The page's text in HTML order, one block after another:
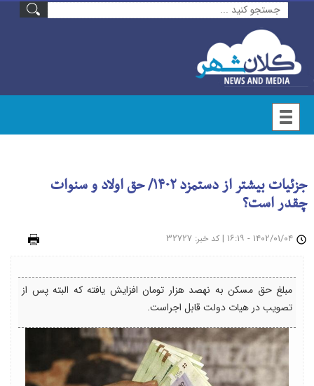
جزئیات بیشتر از دستمزد ۱۴۰۲/ حق اولاد و سنوات
چقدر است؟
| کد خبر: ۳۲۷۲۷
مبلغ حق مسکن به نهصد هزار تومان افزایش یافته که البته پس از
تصویب در هیات دولت قابل اجراست.